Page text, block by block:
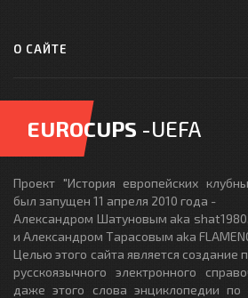
О САЙТЕ
EUROCUPS -UEFA
Проект "История европейских
был запущен 11 апреля 2010 года -
Александром Шатуновым aka
и Александром Тарасовым aka
Целью этого сайта является создание
русскоязычного электронного
даже этого слова энциклопедии по